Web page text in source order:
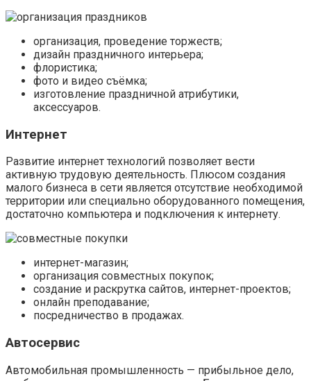
организация, проведение торжеств;
дизайн праздничного интерьера;
флористика;
фото и видео съёмка;
изготовление праздничной атрибутики,
аксессуаров.
Интернет
Развитие интернет технологий позволяет вести
активную трудовую деятельность. Плюсом создания
малого бизнеса в сети является отсутствие необходимой
территории или специально оборудованного помещения,
достаточно компьютера и подключения к интернету.
интернет-магазин;
организация совместных покупок;
создание и раскрутка сайтов, интернет-проектов;
онлайн преподавание;
посредничество в продажах.
Автосервис
Автомобильная промышленность — прибыльное дело,